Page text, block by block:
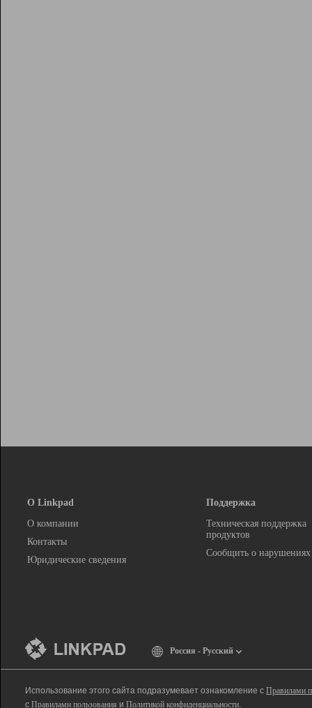
О Linkpad
О компании
Контакты
Юридические сведения
Поддержка
Техническая поддержка
продуктов
Сообщить о нарушениях
Россия - Русский
Использование этого сайта подразумевает ознакомление с Правилами
с Правилами пользования и Политикой конфиденциальности.